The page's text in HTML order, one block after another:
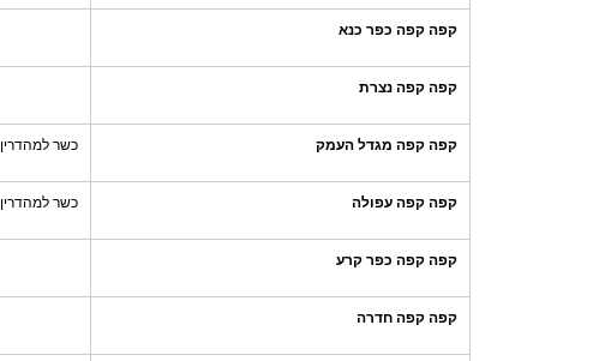
קפה קפה כפר כנא
קפה קפה נצרת
קפה קפה מגדל העמק כשר למהדרין
קפה קפה עפולה כשר למהדרין
קפה קפה כפר קרע
קפה קפה חדרה